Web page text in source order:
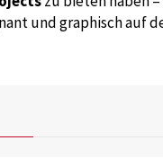
und graphisch auf